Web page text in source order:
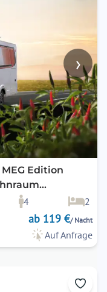
›
Edition
4
2
ab 119 €/ Nacht
Auf Anfrage